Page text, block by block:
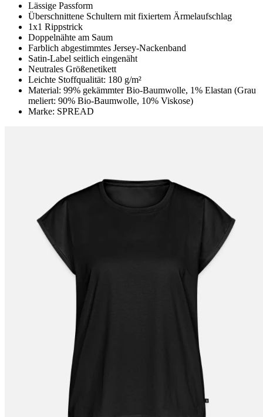
Lässige Passform
Überschnittene Schultern mit fixiertem Ärmelaufschlag
1x1 Rippstrick
Doppelnähte am Saum
Farblich abgestimmtes Jersey-Nackenband
Satin-Label seitlich eingenäht
Neutrales Größenetikett
Leichte Stoffqualität: 180 g/m²
Material: 99% gekämmter Bio-Baumwolle, 1% Elastan (Grau
meliert: 90% Bio-Baumwolle, 10% Viskose)
Marke: SPREAD